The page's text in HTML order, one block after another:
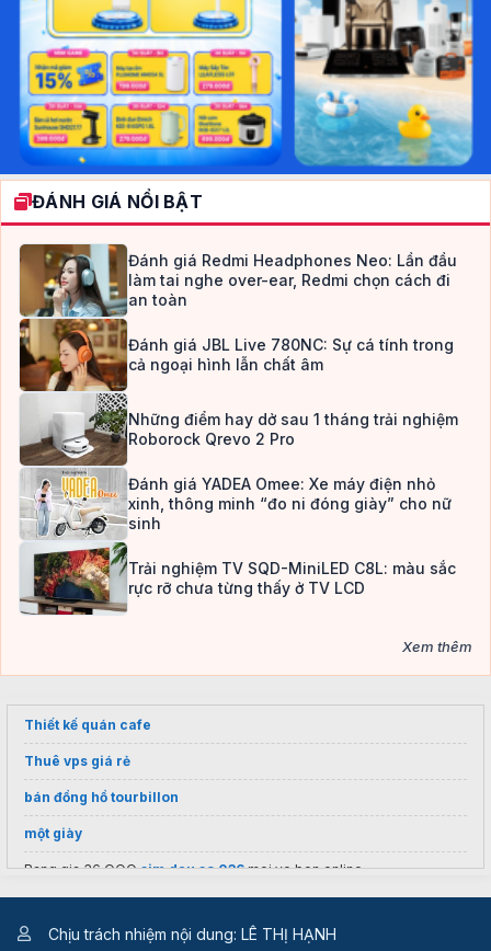
ĐÁNH GIÁ NỔI BẬT
Đánh giá Redmi Headphones Neo: Lần đầu
làm tai nghe over-ear, Redmi chọn cách đi
an toàn
Đánh giá JBL Live 780NC: Sự cá tính trong
cả ngoại hình lẫn chất âm
Những điểm hay dở sau 1 tháng trải nghiệm
Roborock Qrevo 2 Pro
Đánh giá YADEA Omee: Xe máy điện nhỏ
xinh, thông minh “đo ni đóng giày” cho nữ
sinh
Trải nghiệm TV SQD-MiniLED C8L: màu sắc
rực rỡ chưa từng thấy ở TV LCD
Xem thêm
Thiết kế quán cafe
Thuê vps giá rẻ
bán đồng hồ tourbillon
một giày
Bang gia 36 OOOsim dau so 036moi ve bon online
Bạn Cần Tìmshop hoa tươi vị thanh Gọi Ngay Nhé
Chịu trách nhiệm nội dung: LÊ THỊ HẠNH